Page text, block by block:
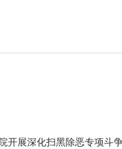
开展深化扫黑除恶专项斗